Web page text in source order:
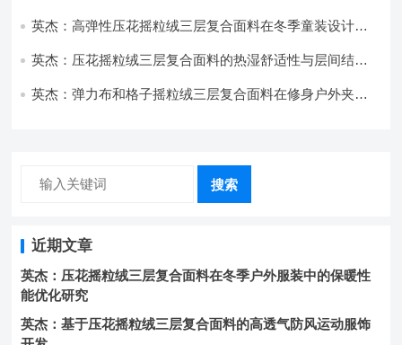
英杰：高弹性压花摇粒绒三层复合面料在冬季童装设计中
英杰：压花摇粒绒三层复合面料的热湿舒适性与层间结合
英杰：弹力布和格子摇粒绒三层复合面料在修身户外夹克
搜索
近期文章
英杰：压花摇粒绒三层复合面料在冬季户外服装中的保暖性
能优化研究
英杰：基于压花摇粒绒三层复合面料的高透气防风运动服饰